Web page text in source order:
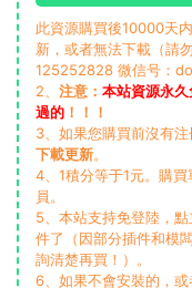
此資源購買後10000天
新，或者無法下載（請
125252828 微信号：
2、 注意： 本站資源永
過的 ！！！
3、如果您購買前沒有注
下載更新。
4、1積分等于1元。購
員。
5、本站支持免登陸，
件了（因部分插件和模
詢清楚再買！）。
6、如果不會安裝的，